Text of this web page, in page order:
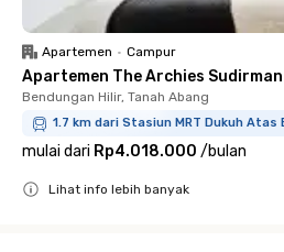
Apartemen • Campur
Apartemen The Archies
Bendungan Hilir, Tanah Abang
1.7 km dari Stasiun MRT Dukuh Atas
mulai dari Rp4.018.000 /bulan
Lihat info lebih banyak